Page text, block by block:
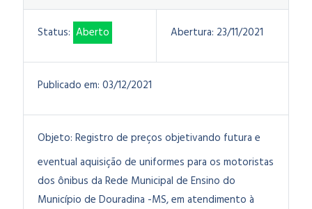
Status: Aberto Abertura: 23/11/2021
Publicado em: 03/12/2021
Objeto: Registro de preços objetivando futura e
eventual aquisição de uniformes para os motoristas
dos ônibus da Rede Municipal de Ensino do
Município de Douradina -MS, em atendimento à